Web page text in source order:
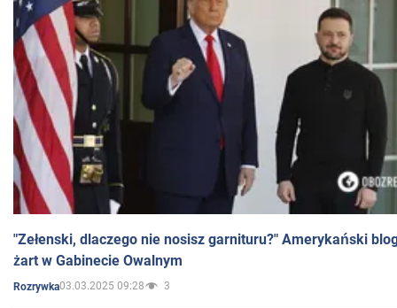
"Zełenski, dlaczego nie nosisz garnituru?" Amerykański
żart w Gabinecie Owalnym
Rozrywka03.03.2025 09:28 3